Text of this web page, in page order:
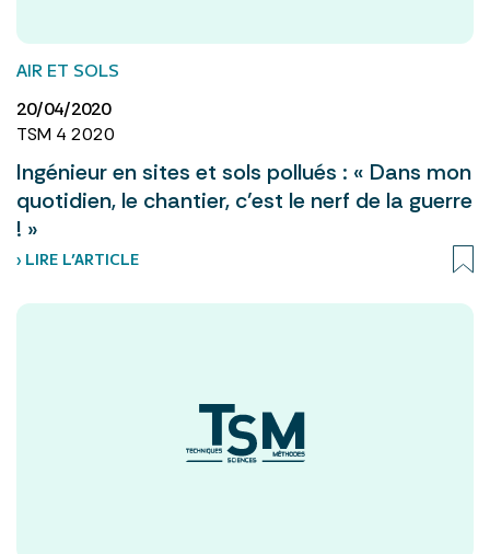
AIR ET SOLS
20/04/2020
TSM 4 2020
Ingénieur en sites et sols pollués : « Dans mon
quotidien, le chantier, c’est le nerf de la guerre
! »
› LIRE L’ARTICLE